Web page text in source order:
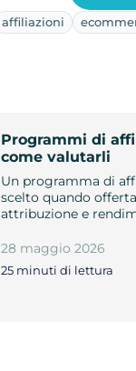
affiliazioni
Programmi di
come valutarli
Un programma di
scelto quando
attribuzione e
28 maggio 2026
25 minuti di lettura